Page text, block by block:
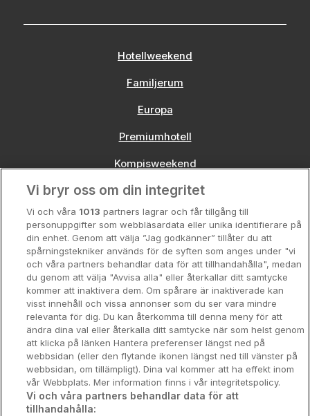
Hotellweekend
Familjerum
Europa
Premiumhotell
Kompisweekend
Storstadsweekend
Hotellrum under 995 kr
Spahotell
Sydsverige
Om Hotellpremien
Nya hotell
Stadsweekend
Vi bryr oss om din integritet
Vi och våra 1013 partners lagrar och får tillgång till
personuppgifter som webbläsardata eller unika identifierare på
din enhet. Genom att välja ”Jag godkänner” tillåter du att
spårningstekniker används för de syften som anges under "vi
och våra partners behandlar data för att tillhandahålla", medan
du genom att välja "Avvisa alla" eller återkallar ditt samtycke
kommer att inaktivera dem. Om spårare är inaktiverade kan
visst innehåll och vissa annonser som du ser vara mindre
relevanta för dig. Du kan återkomma till denna meny för att
ändra dina val eller återkalla ditt samtycke när som helst genom
att klicka på länken Hantera preferenser längst ned på
webbsidan (eller den flytande ikonen längst ned till vänster på
webbsidan, om tillämpligt). Dina val kommer att ha effekt inom
vår Webbplats. Mer information finns i vår integritetspolicy.
Vi och våra partners behandlar data för att
tillhandahålla: